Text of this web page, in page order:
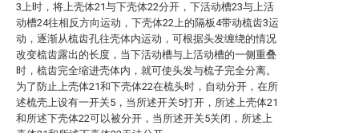
3上时，将上壳体21与下壳体22分开，下活动槽23与上活
动槽24往相反方向运动，下壳体22上的隔板4带动梳齿3运
动，逐渐从梳齿孔往壳体内运动，可根据头发缠绕的情况
改变梳齿露出的长度，当下活动槽与上活动槽的一侧重叠
时，梳齿完全缩进壳体内，就可使头发与梳子完全分离。
为了防止上壳体21和下壳体22在梳头时，自动分开，在所
述梳壳上设有一开关5，当所述开关5打开，所述上壳体21
和所述下壳体22可以被分开，当所述开关5关闭，所述上